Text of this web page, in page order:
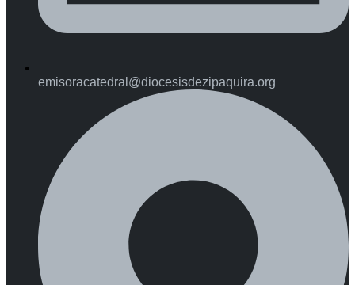
emisoracatedral@diocesisdezipaquira.org